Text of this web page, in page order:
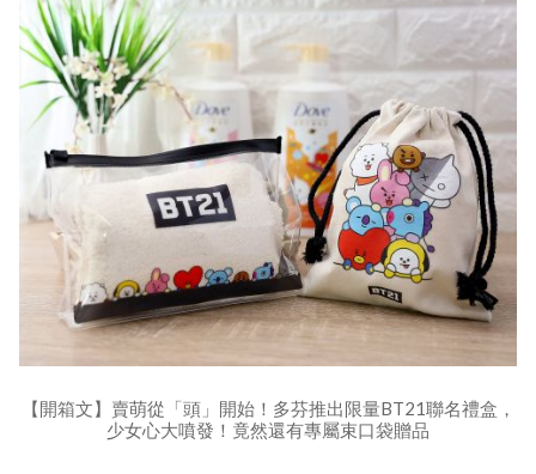
【開箱文】賣萌從「頭」開始！多芬推出限量BT21聯名禮盒，
少女心大噴發！竟然還有專屬束口袋贈品